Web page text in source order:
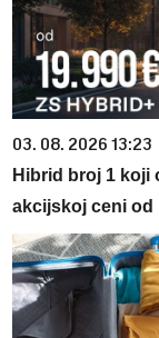
03. 08. 2026 13:23
Hibrid broj 1 koji
akcijskoj ceni od